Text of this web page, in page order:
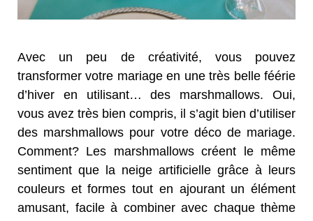
Avec un peu de créativité, vous pouvez
transformer votre mariage en une très belle féérie
d’hiver en utilisant… des marshmallows. Oui,
vous avez très bien compris, il s’agit bien d’utiliser
des marshmallows pour votre déco de mariage.
Comment? Les marshmallows créent le même
sentiment que la neige artificielle grâce à leurs
couleurs et formes tout en ajourant un élément
amusant, facile à combiner avec chaque thème